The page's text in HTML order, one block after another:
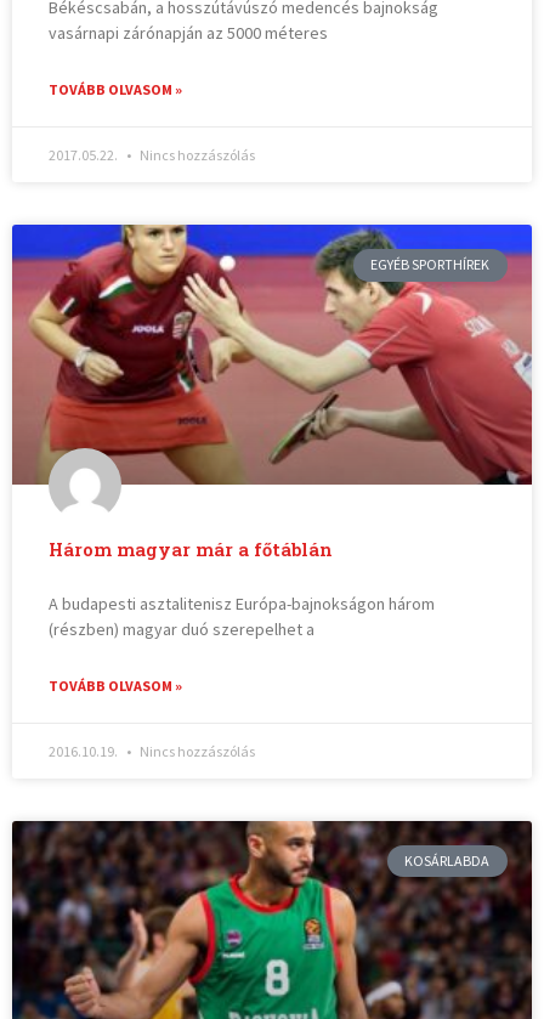
Békéscsabán, a hosszútávúszó medencés bajnokság
vasárnapi zárónapján az 5000 méteres
TOVÁBB OLVASOM »
2017.05.22. Nincs hozzászólás
EGYÉB SPORTHÍREK
Három magyar már a főtáblán
A budapesti asztalitenisz Európa-bajnokságon három
(részben) magyar duó szerepelhet a
TOVÁBB OLVASOM »
2016.10.19. Nincs hozzászólás
KOSÁRLABDA